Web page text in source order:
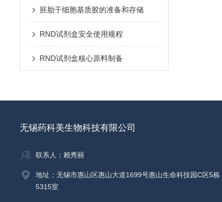
胚胎干细胞基质胶的准备和存储
RND试剂盒安全使用规程
RND试剂盒核心原料制备
无锡药科美生物科技有限公司
联系人：赖秀丽
地址：无锡市惠山区惠山大道1699号惠山生命科技园C区5栋
5315室